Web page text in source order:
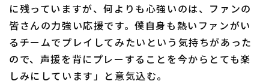
に残っていますが、何よりも心強いのは、ファンの
皆さんの力強い応援です。僕自身も熱いファンがい
るチームでプレイしてみたいという気持ちがあった
ので、声援を背にプレーすることを今からとても楽
しみにしています」と意気込む。